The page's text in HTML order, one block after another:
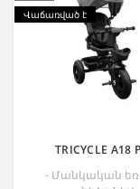
Վաճառված է
TRICYCLE A18
- Մանկական